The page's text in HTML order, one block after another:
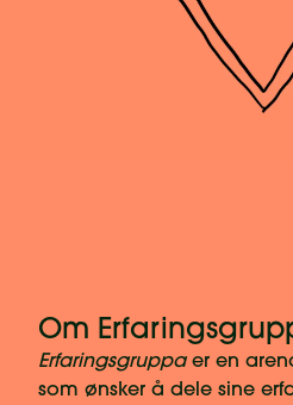
Om
Erfaringsgruppaer en
som ønsker å dele sine